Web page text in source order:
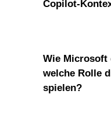
Wie Microsoft
welche Rolle
spielen?